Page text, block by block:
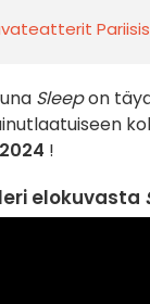
Sleepon
!
elokuvasta